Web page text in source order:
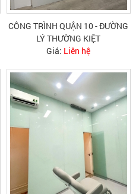
CÔNG TRÌNH QUẬN 10 - ĐƯỜNG
LÝ THƯỜNG KIỆT
Giá: Liên hệ